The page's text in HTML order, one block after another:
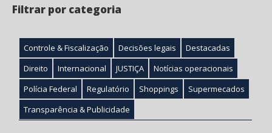
Filtrar por categoria
Controle & Fiscalização Decisões legais
Destacadas
Direito
Internacional JUSTIÇA
Notícias operacionais
Polícia Federal
Regulatório Shoppings
Supermecados
Transparência & Publicidade